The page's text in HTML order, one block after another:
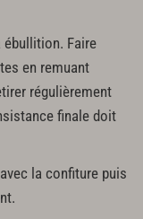
ébullition. Faire
en remuant
régulièrement
finale doit
la confiture puis